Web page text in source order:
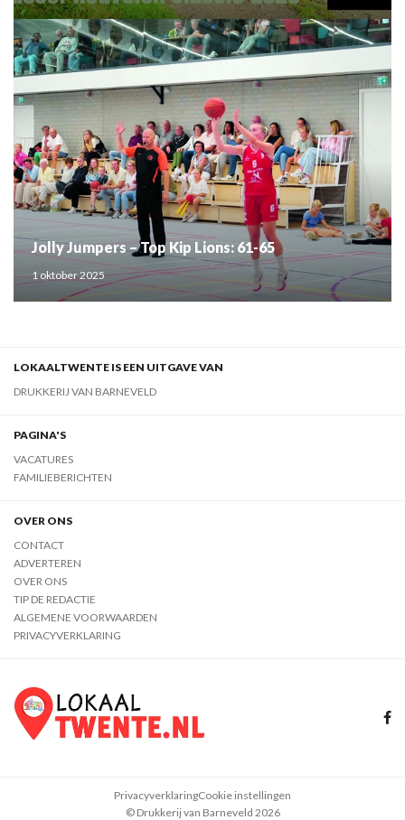
Jolly Jumpers – Top Kip Lions: 61-65
1 oktober 2025
LOKAALTWENTE IS EEN UITGAVE VAN
DRUKKERIJ VAN BARNEVELD
PAGINA'S
VACATURES
FAMILIEBERICHTEN
OVER ONS
CONTACT
ADVERTEREN
OVER ONS
TIP DE REDACTIE
ALGEMENE VOORWAARDEN
PRIVACYVERKLARING
© Drukkerij van Barneveld 2026
PrivacyverklaringCookie instellingen